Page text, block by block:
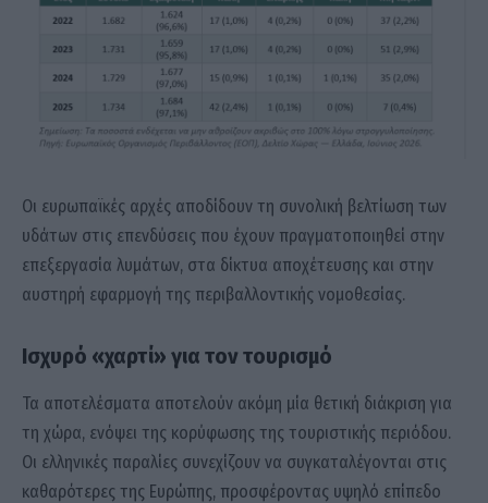
Οι ευρωπαϊκές αρχές αποδίδουν τη συνολική βελτίωση των
υδάτων στις επενδύσεις που έχουν πραγματοποιηθεί στην
επεξεργασία λυμάτων, στα δίκτυα αποχέτευσης και στην
αυστηρή εφαρμογή της περιβαλλοντικής νομοθεσίας.
Ισχυρό «χαρτί» για τον τουρισμό
Τα αποτελέσματα αποτελούν ακόμη μία θετική διάκριση για
τη χώρα, ενόψει της κορύφωσης της τουριστικής περιόδου.
Οι ελληνικές παραλίες συνεχίζουν να συγκαταλέγονται στις
καθαρότερες της Ευρώπης, προσφέροντας υψηλό επίπεδο